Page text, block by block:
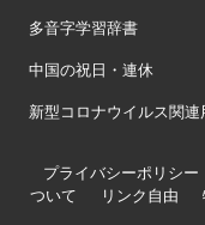
多音字学習辞書
中国の祝日・連休
新型コロナウイルス関連
プライバシーポリシー
ついて
リンク自由